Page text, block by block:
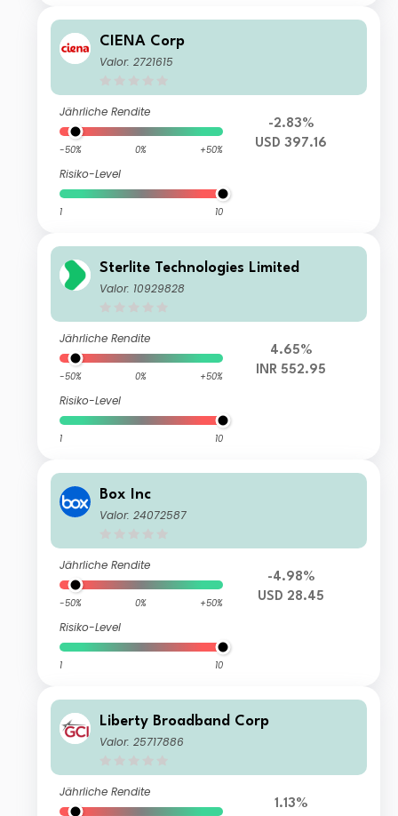
CIENA Corp
Valor: 2721615
Jährliche Rendite
-50% 0% +50%
Risiko-Level
1 10
-2.83%
USD 397.16
Sterlite Technologies Limited
Valor: 10929828
Jährliche Rendite
-50% 0% +50%
Risiko-Level
1 10
4.65%
INR 552.95
Box Inc
Valor: 24072587
Jährliche Rendite
-50% 0% +50%
Risiko-Level
1 10
-4.98%
USD 28.45
Liberty Broadband Corp
Valor: 25717886
Jährliche Rendite
1.13%